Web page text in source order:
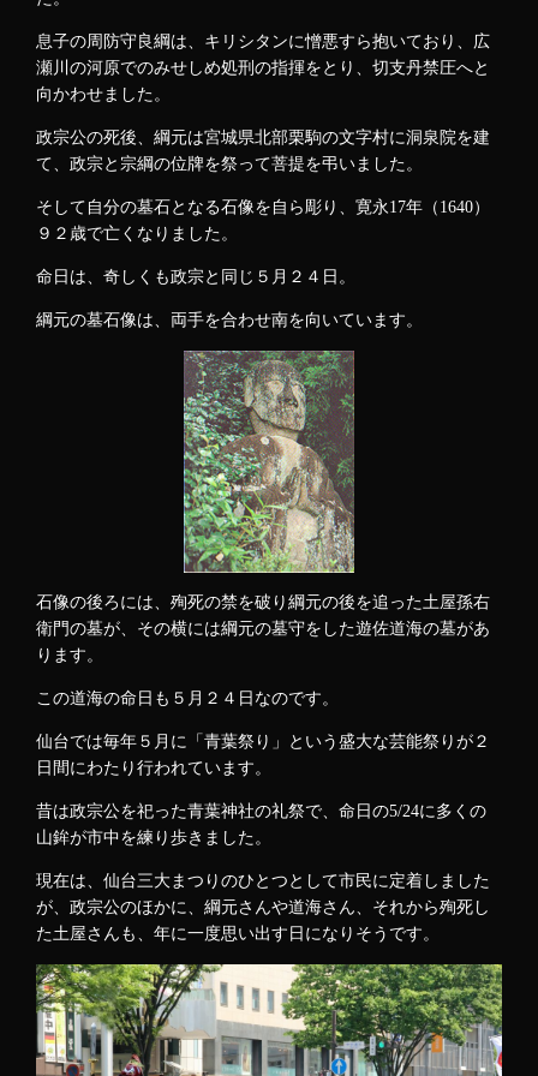
息子の周防守良綱は、キリシタンに憎悪すら抱いており、広
瀬川の河原でのみせしめ処刑の指揮をとり、切支丹禁圧へと
向かわせました。
政宗公の死後、綱元は宮城県北部栗駒の文字村に洞泉院を建
て、政宗と宗綱の位牌を祭って菩提を弔いました。
そして自分の墓石となる石像を自ら彫り、寛永17年（1640）
９２歳で亡くなりました。
命日は、奇しくも政宗と同じ５月２４日。
綱元の墓石像は、両手を合わせ南を向いています。
石像の後ろには、殉死の禁を破り綱元の後を追った土屋孫右
衛門の墓が、その横には綱元の墓守をした遊佐道海の墓があ
ります。
この道海の命日も５月２４日なのです。
仙台では毎年５月に「青葉祭り」という盛大な芸能祭りが２
日間にわたり行われています。
昔は政宗公を祀った青葉神社の礼祭で、命日の5/24に多くの
山鉾が市中を練り歩きました。
現在は、仙台三大まつりのひとつとして市民に定着しました
が、政宗公のほかに、綱元さんや道海さん、それから殉死し
た土屋さんも、年に一度思い出す日になりそうです。